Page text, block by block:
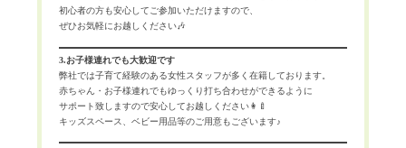
初心者の方も安心してご参加いただけますので、
ぜひお気軽にお越しください🎶
3.お子様連れでも大歓迎です
弊社では子育て経験のある女性スタッフが多く在籍しております。
赤ちゃん・お子様連れでもゆっくり打ち合わせができるように
サポート致しますので安心してお越しください👩‍🍼
キッズスペース、ベビー用品等のご用意もございます♪